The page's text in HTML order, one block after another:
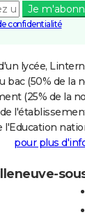
Je
confidentialité
lycée,
(50% de la
(25% de la
pour plus